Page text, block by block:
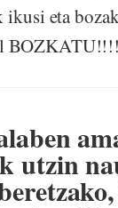
eta
utzin